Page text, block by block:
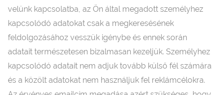
velünk kapcsolatba, az Ön által megadott személyhez
kapcsolódó adatokat csak a megkeresésének
feldolgozásához vesszük igénybe és ennek során
adatait természetesen bizalmasan kezeljük. Személyhez
kapcsolódó adatait nem adjuk tovább külső fél számára
és a közölt adatokat nem használjuk fel reklámcélokra.